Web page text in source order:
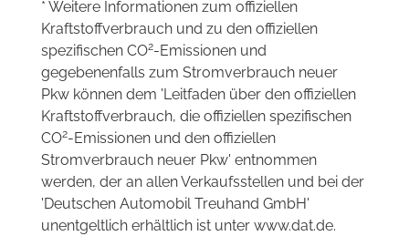
* Weitere Informationen zum offiziellen
Kraftstoffverbrauch und zu den offiziellen
spezifischen CO2-Emissionen und
gegebenenfalls zum Stromverbrauch neuer
Pkw können dem 'Leitfaden über den offiziellen
Kraftstoffverbrauch, die offiziellen spezifischen
CO2-Emissionen und den offiziellen
Stromverbrauch neuer Pkw' entnommen
werden, der an allen Verkaufsstellen und bei der
'Deutschen Automobil Treuhand GmbH'
unentgeltlich erhältlich ist unter www.dat.de.